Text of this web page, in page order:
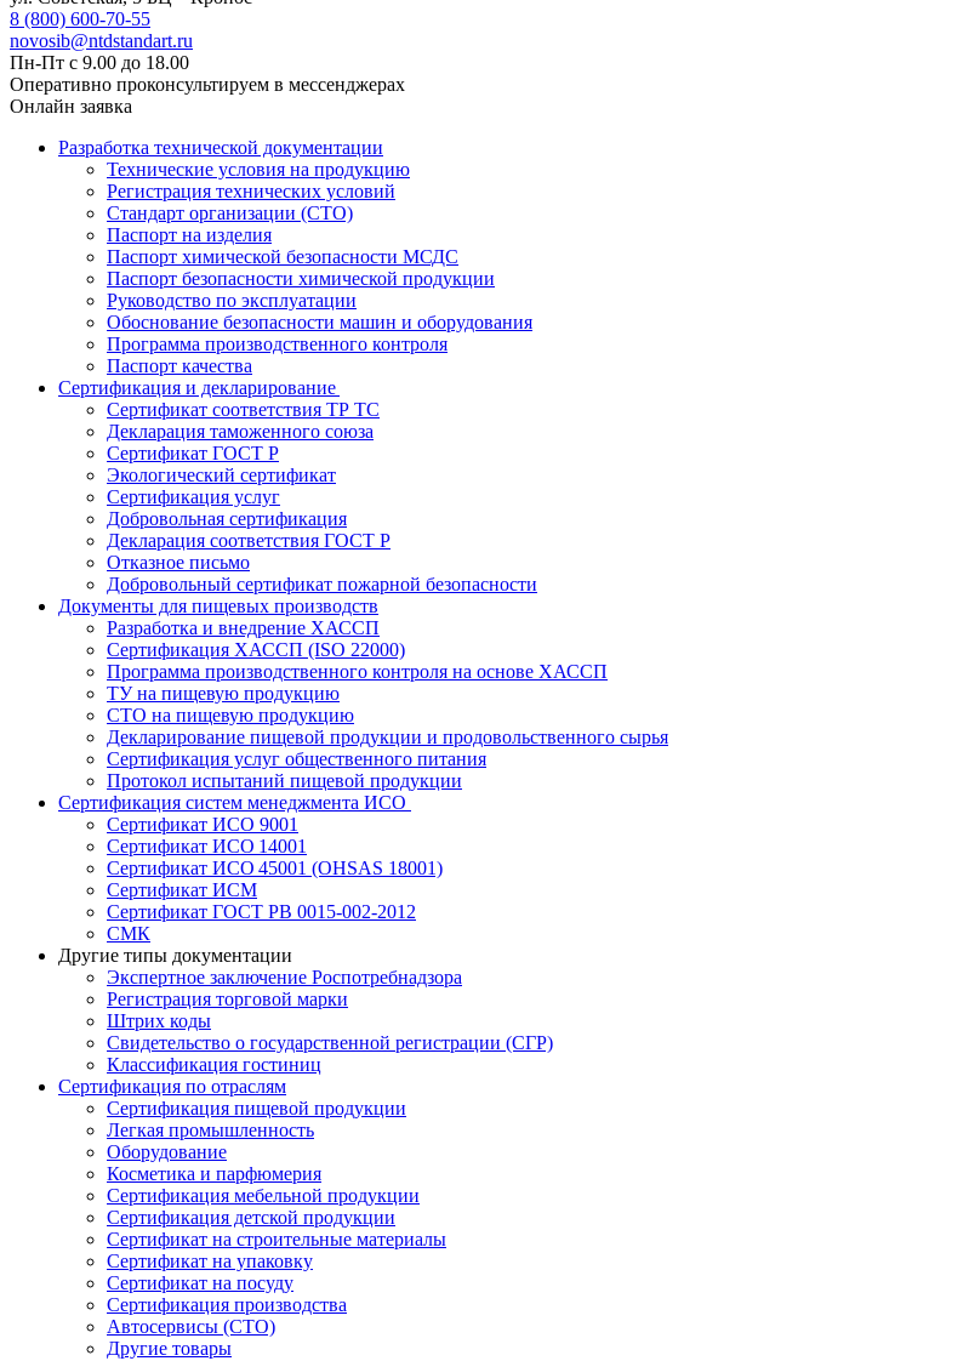
8 (800) 600-70-55
novosib@ntdstandart.ru
Пн-Пт с 9.00 до 18.00
Оперативно проконсультируем в мессенджерах
Онлайн заявка
Разработка технической документации
Технические условия на продукцию
Регистрация технических условий
Стандарт организации (СТО)
Паспорт на изделия
Паспорт химической безопасности МСДС
Паспорт безопасности химической продукции
Руководство по эксплуатации
Обоснование безопасности машин и оборудования
Программа производственного контроля
Паспорт качества
Сертификация и декларирование
Сертификат соответствия ТР ТС
Декларация таможенного союза
Сертификат ГОСТ Р
Экологический сертификат
Сертификация услуг
Добровольная сертификация
Декларация соответствия ГОСТ Р
Отказное письмо
Добровольный сертификат пожарной безопасности
Документы для пищевых производств
Разработка и внедрение ХАССП
Сертификация ХАССП (ISO 22000)
Программа производственного контроля на основе ХАССП
ТУ на пищевую продукцию
СТО на пищевую продукцию
Декларирование пищевой продукции и продовольственного сырья
Сертификация услуг общественного питания
Протокол испытаний пищевой продукции
Сертификация систем менеджмента ИСО
Сертификат ИСО 9001
Сертификат ИСО 14001
Сертификат ИСО 45001 (OHSAS 18001)
Сертификат ИСМ
Сертификат ГОСТ РВ 0015-002-2012
СМК
Другие типы документации
Экспертное заключение Роспотребнадзора
Регистрация торговой марки
Штрих коды
Свидетельство о государственной регистрации (СГР)
Классификация гостиниц
Сертификация по отраслям
Сертификация пищевой продукции
Легкая промышленность
Оборудование
Косметика и парфюмерия
Сертификация мебельной продукции
Сертификация детской продукции
Сертификат на строительные материалы
Сертификат на упаковку
Сертификат на посуду
Сертификация производства
Автосервисы (СТО)
Другие товары